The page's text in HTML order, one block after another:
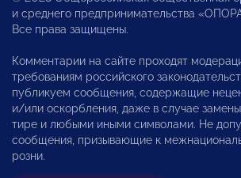
и среднего предпринимательства
Все права защищены.
Комментарии на сайте проходят
требованиям российского
публикуем сообщения, содержащие
и/или оскорбления, даже в случае
тире и любыми иными символами. Не
сообщения, призывающие к
розни.